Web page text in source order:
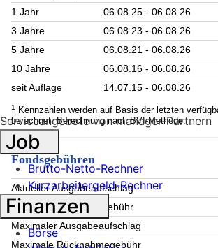
1 Jahr
06.08.25 - 06.08.26
3 Jahre
06.08.23 - 06.08.26
5 Jahre
06.08.21 - 06.08.26
10 Jahre
06.08.16 - 06.08.26
seit Auflage
14.07.15 - 06.08.26
1
Kennzahlen werden auf Basis der letzten
berechnet. Berechnung nach BVI-Methode.
Fondsgebühren
Aktueller Ausgabeaufschlag
Aktuelle Rücknahmegebühr
Maximaler Ausgabeaufschlag
Maximale Rücknahmegebühr
Serviceangebote von manager-Partnern
Job
Brutto-Netto-Rechner
Kurzarbeitergeld-Rechner
Finanzen
Börse